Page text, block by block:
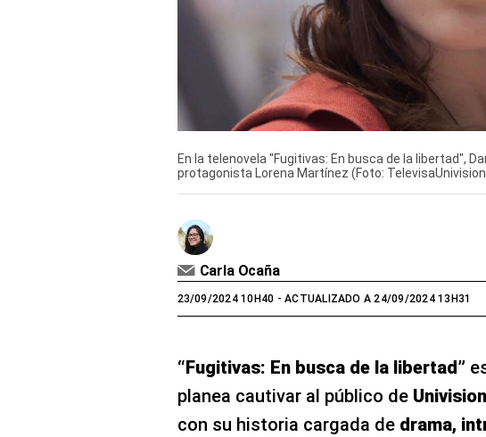
En la telenovela "Fugitivas: En busca de la libertad",
protagonista Lorena Martínez (Foto:
Carla Ocaña
23/09/2024 10H40 - ACTUALIZADO A 24/09/2024 13H31
“Fugitivas: En busca de la libertad”
planea cautivar al público de Univision
con su historia cargada de drama,